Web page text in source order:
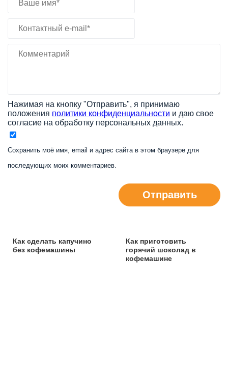
Нажимая на кнопку "Отправить", я принимаю
положения политики конфиденциальности и даю свое
согласие на обработку персональных данных.
Сохранить моё имя, email и адрес сайта в этом браузере для
последующих моих комментариев.
Отправить
Как сделать капучино
без кофемашины
Как приготовить
горячий шоколад в
кофемашине